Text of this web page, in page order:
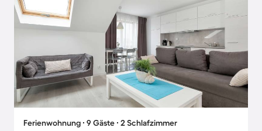
Ferienwohnung ∙ 9 Gäste ∙ 2 Schlafzimmer